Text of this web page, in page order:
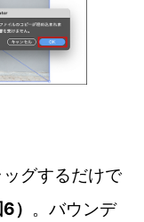
グするだけで
6） 。バウンデ